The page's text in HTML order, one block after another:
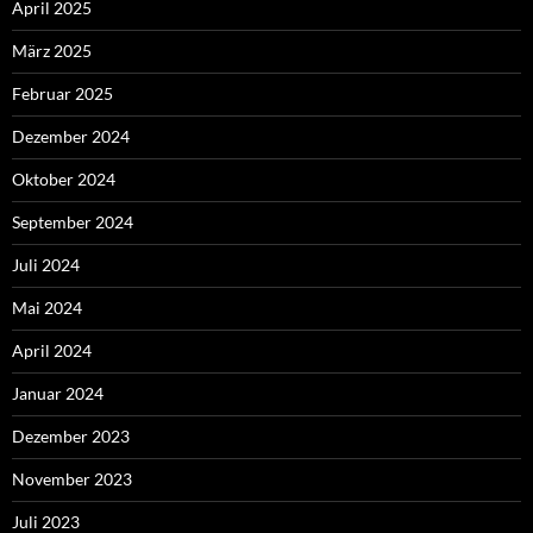
April 2025
März 2025
Februar 2025
Dezember 2024
Oktober 2024
September 2024
Juli 2024
Mai 2024
April 2024
Januar 2024
Dezember 2023
November 2023
Juli 2023